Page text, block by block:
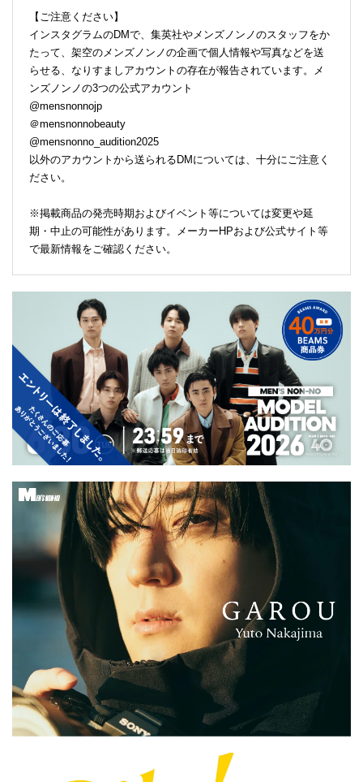
【ご注意ください】
インスタグラムのDMで、集英社やメンズノンノのスタッフをか
たって、架空のメンズノンノの企画で個人情報や写真などを送
らせる、なりすましアカウントの存在が報告されています。メ
ンズノンノの3つの公式アカウント
@mensnonnojp
＠mensnonnobeauty
@mensnonno_audition2025
以外のアカウントから送られるDMについては、十分にご注意く
ださい。
※掲載商品の発売時期およびイベント等については変更や延
期・中止の可能性があります。メーカーHPおよび公式サイト等
で最新情報をご確認ください。